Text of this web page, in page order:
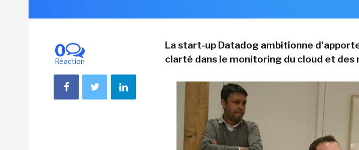
0
Réaction
La start-up Datadog ambitionne
clarté dans le monitoring du cloud et des